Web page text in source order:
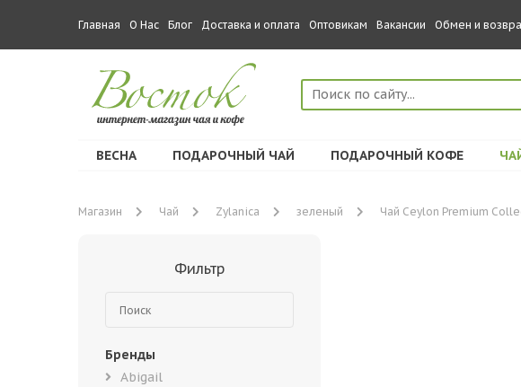
Главная О Нас Блог Доставка и оплата Оптовикам Вакансии Обмен и
ВЕСНА ПОДАРОЧНЫЙ ЧАЙ ПОДАРОЧНЫЙ КОФЕ
Магазин Чай Zylanica зеленый Чай Ceylon Premium
Фильтр
Бренды
Abigail